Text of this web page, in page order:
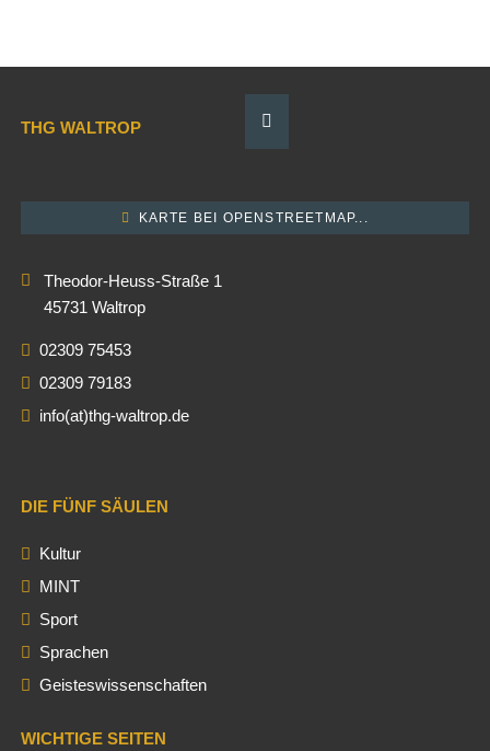
THG WALTROP
KARTE BEI OPENSTREETMAP...
Theodor-Heuss-Straße 1
45731 Waltrop
02309 75453
02309 79183
info(at)thg-waltrop.de
DIE FÜNF SÄULEN
Kultur
MINT
Sport
Sprachen
Geisteswissenschaften
WICHTIGE SEITEN